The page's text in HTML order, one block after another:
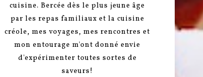
cuisine. Bercée dès le plus jeune âge
par les repas familiaux et la cuisine
créole, mes voyages, mes rencontres et
mon entourage m'ont donné envie
d'expérimenter toutes sortes de
saveurs!